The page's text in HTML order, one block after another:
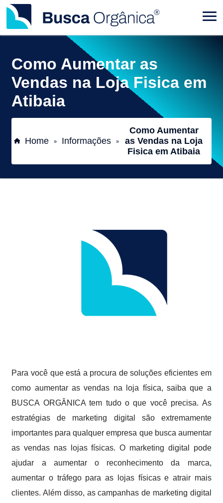
Como Aumentar as
Vendas na Loja Fisica em
Atibaia
Home » Informações »
Como Aumentar
as Vendas na Loja
Fisica em Atibaia
Para você que está a procura de soluções eficientes em
como aumentar as vendas na loja física, saiba que a
BUSCA ORGÂNICA tem tudo o que você precisa. As
estratégias de marketing digital são extremamente
importantes para qualquer empresa que busca aumentar
as vendas nas lojas físicas. O marketing digital pode
ajudar a aumentar o reconhecimento da marca,
aumentar o tráfego para as lojas físicas e atrair mais
clientes. Além disso, as campanhas de marketing digital